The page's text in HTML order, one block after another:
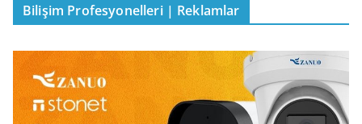
Bilişim Profesyonelleri | Reklamlar